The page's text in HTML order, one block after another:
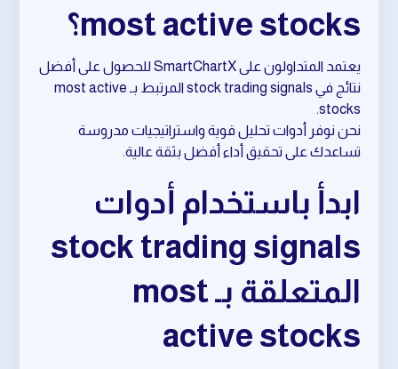
most active stocks؟
يعتمد المتداولون على SmartChartX للحصول على أفضل
نتائج في stock trading signals المرتبط بـ most active
stocks.
نحن نوفر أدوات تحليل قوية واستراتيجيات مدروسة
تساعدك على تحقيق أداء أفضل بثقة عالية.
ابدأ باستخدام أدوات
stock trading signals
المتعلقة بـ most
active stocks